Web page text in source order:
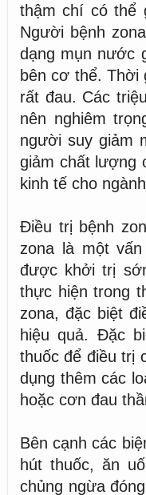
thậm chí có thể
Người bệnh
dạng mụn nước
bên cơ thể. Thời
rất đau. Các
nên nghiêm
người suy giảm
giảm chất lượng
kinh tế cho
Điều trị bệnh
zona là một
được khởi trị
thực hiện trong
zona, đặc biệt
hiệu quả. Đặc
thuốc để điều trị
dụng thêm các
hoặc cơn đau
Bên cạnh các
hút thuốc, ăn
chủng ngừa